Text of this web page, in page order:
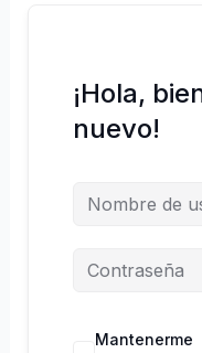
¡Hola,
nuevo!
Mantenerme